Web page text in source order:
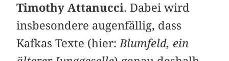
Timothy Attanucci. Dabei wird
insbesondere augenfällig, dass
Kafkas Texte (hier: Blumfeld, ein